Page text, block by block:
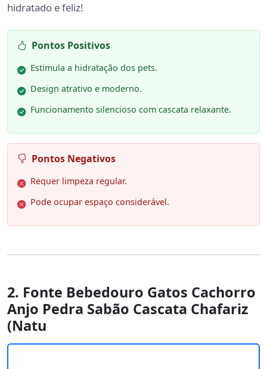
hidratado e feliz!
Pontos Positivos
Estimula a hidratação dos pets.
Design atrativo e moderno.
Funcionamento silencioso com cascata relaxante.
Pontos Negativos
Requer limpeza regular.
Pode ocupar espaço considerável.
2. Fonte Bebedouro Gatos Cachorro
Anjo Pedra Sabão Cascata Chafariz
(Natu